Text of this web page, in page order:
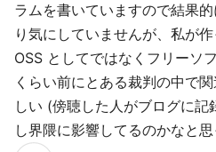
ラムを書いていますので結果
り気にしていませんが、私が
OSS としてではなくフリーソ
くらい前にとある裁判の中で
しい (傍聴した人がブログに
し界隈に影響してるのかなと思